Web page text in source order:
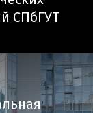
СПбГУТ